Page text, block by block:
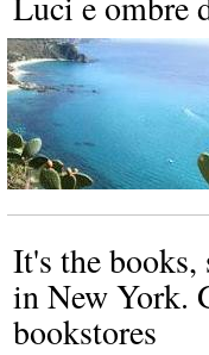
It's the
in New York.
bookstores